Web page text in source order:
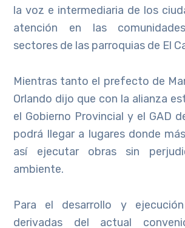
la voz e intermediaria de los
atención en las
sectores de las parroquias de El
Mientras tanto el prefecto de
Orlando dijo que con la alianza
el Gobierno Provincial y el GAD
podrá llegar a lugares donde
así ejecutar obras sin
ambiente.
Para el desarrollo y
derivadas del actual